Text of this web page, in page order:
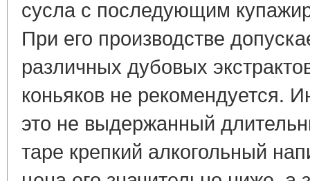
сусла с последующим
При его производстве
различных дубовых
коньяков не рекомендуется.
это не выдержанный
таре крепкий алкогольный